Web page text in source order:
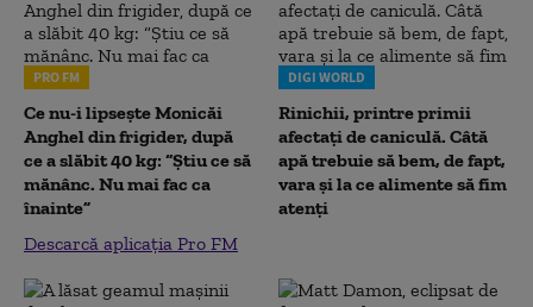
PRO FM
Ce nu-i lipsește Monicăi
Anghel din frigider, după
ce a slăbit 40 kg: “Știu ce să
mănânc. Nu mai fac ca
înainte”
Descarcă aplicația Pro FM
DIGI WORLD
Rinichii, printre primii
afectați de caniculă. Câtă
apă trebuie să bem, de fapt,
vara și la ce alimente să fim
atenți